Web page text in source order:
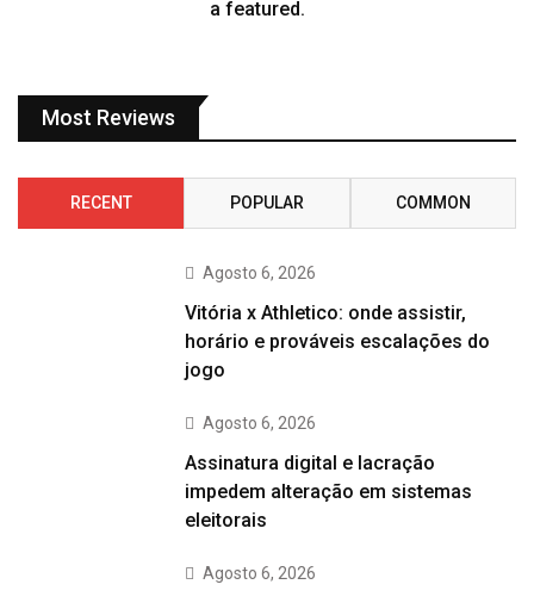
a featured.
Most Reviews
RECENT POPULAR COMMON
Agosto 6, 2026
Vitória x Athletico: onde assistir,
horário e prováveis escalações do
jogo
Agosto 6, 2026
Assinatura digital e lacração
impedem alteração em sistemas
eleitorais
Agosto 6, 2026